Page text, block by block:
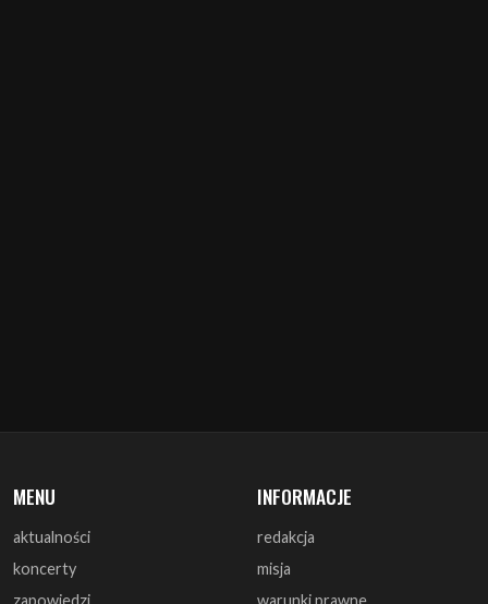
MENU
aktualności
koncerty
zapowiedzi
INFORMACJE
redakcja
misja
warunki prawne